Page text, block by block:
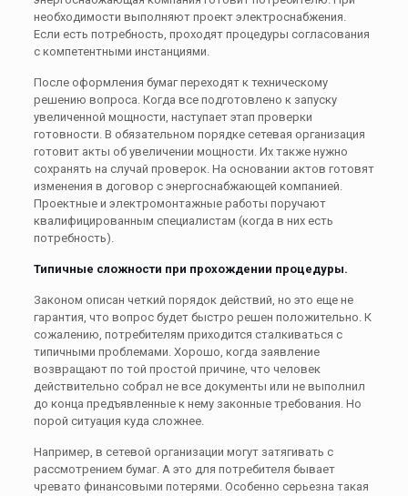
необходимости выполняют проект электроснабжения.
Если есть потребность, проходят процедуры согласования
с компетентными инстанциями.
После оформления бумаг переходят к техническому
решению вопроса. Когда все подготовлено к запуску
увеличенной мощности, наступает этап проверки
готовности. В обязательном порядке сетевая организация
готовит акты об увеличении мощности. Их также нужно
сохранять на случай проверок. На основании актов готовят
изменения в договор с энергоснабжающей компанией.
Проектные и электромонтажные работы поручают
квалифицированным специалистам (когда в них есть
потребность).
Типичные сложности при прохождении процедуры.
Законом описан четкий порядок действий, но это еще не
гарантия, что вопрос будет быстро решен положительно. К
сожалению, потребителям приходится сталкиваться с
типичными проблемами. Хорошо, когда заявление
возвращают по той простой причине, что человек
действительно собрал не все документы или не выполнил
до конца предъявленные к нему законные требования. Но
порой ситуация куда сложнее.
Например, в сетевой организации могут затягивать с
рассмотрением бумаг. А это для потребителя бывает
чревато финансовыми потерями. Особенно серьезна такая